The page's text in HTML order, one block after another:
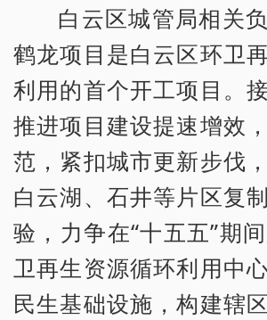
白云区城管局相关
鹤龙项目是白云区环卫
利用的首个开工项目。
推进项目建设提速增效
范，紧扣城市更新步伐，
白云湖、石井等片区复
验，力争在“十五五”期
卫再生资源循环利用中
民生基础设施，构建辖